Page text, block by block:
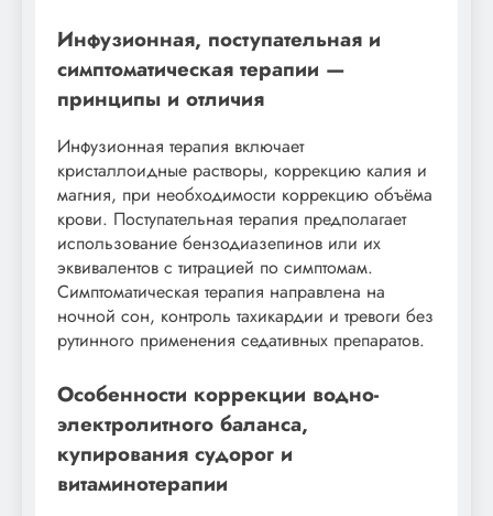
Инфузионная, поступательная и
симптоматическая терапии —
принципы и отличия
Инфузионная терапия включает
кристаллоидные растворы, коррекцию калия и
магния, при необходимости коррекцию объёма
крови. Поступательная терапия предполагает
использование бензодиазепинов или их
эквивалентов с титрацией по симптомам.
Симптоматическая терапия направлена на
ночной сон, контроль тахикардии и тревоги без
рутинного применения седативных препаратов.
Особенности коррекции водно-
электролитного баланса,
купирования судорог и
витаминотерапии